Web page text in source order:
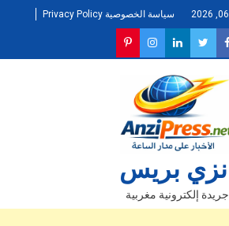
سياسة الخصوصية Privacy Policy
انزي بريس
جريدة إلكترونية مغربية